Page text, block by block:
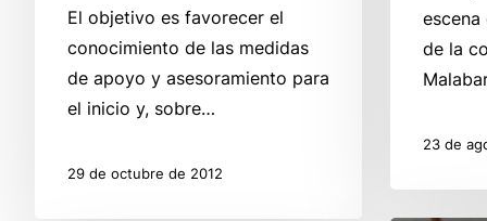
El objetivo es favorecer el
conocimiento de las medidas
de apoyo y asesoramiento para
el inicio y, sobre…
29 de octubre de 2012
de la
23 de